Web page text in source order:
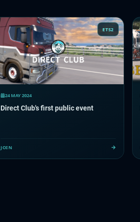
ETS2
24 MAY 2024
Direct Club's first public event
JOIN